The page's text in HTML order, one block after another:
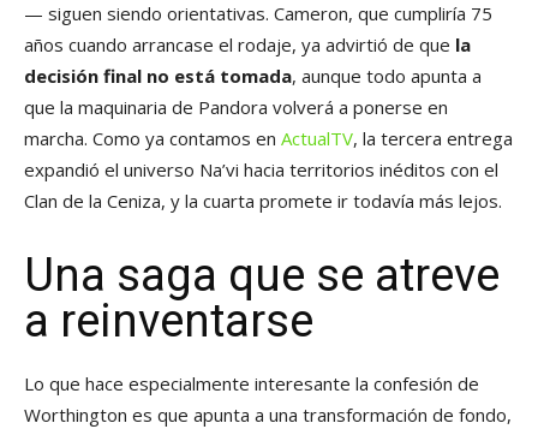
— siguen siendo orientativas. Cameron, que cumpliría 75
años cuando arrancase el rodaje, ya advirtió de que la
decisión final no está tomada, aunque todo apunta a
que la maquinaria de Pandora volverá a ponerse en
marcha. Como ya contamos en ActualTV, la tercera entrega
expandió el universo Na’vi hacia territorios inéditos con el
Clan de la Ceniza, y la cuarta promete ir todavía más lejos.
Una saga que se atreve
a reinventarse
Lo que hace especialmente interesante la confesión de
Worthington es que apunta a una transformación de fondo,